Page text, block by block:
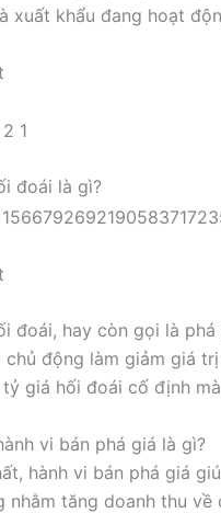
xuất khẩu đang hoạt
đoái là gì?
đoái, hay còn gọi là
chủ động làm giảm giá
giá hối đoái cố định
vi bán phá giá là gì?
hành vi bán phá giá
nhằm tăng doanh thu về